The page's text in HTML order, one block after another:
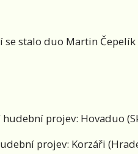
stalo duo Martin Čepelík
projev: Hovaduo
projev: Korzáři